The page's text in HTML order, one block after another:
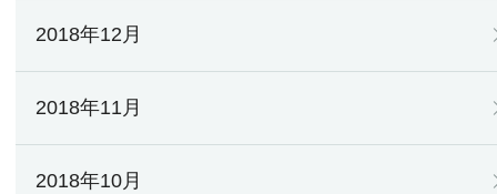
2018年12月
2018年11月
2018年10月